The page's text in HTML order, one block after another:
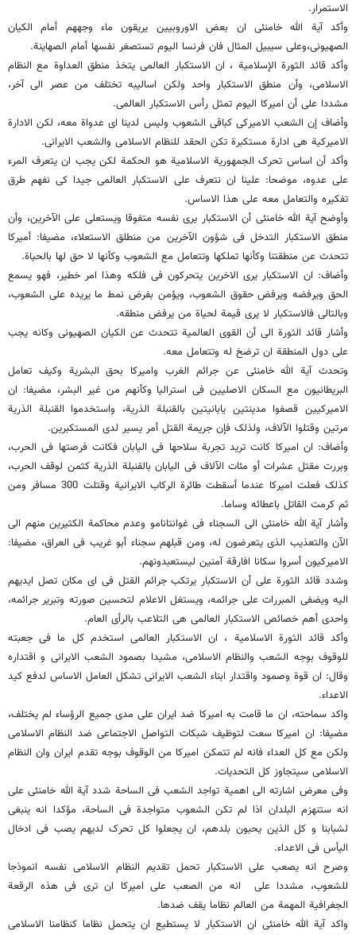
الاستمرار.
وأکد آیة الله خامنئی ان بعض الاوروبیین یریقون ماء وجههم أمام الکیان
الصهیونی،وعلى سیبیل المثال فان فرنسا الیوم تستصغر نفسها أمام الصهاینة.
وأکد قائد الثورة الإسلامیة ، ان الاستکبار العالمی یتخذ منطق العداوة مع النظام
الاسلامی، وأن منطق الاستکبار واحد ولکن اسالیبه تختلف من عصر الى آخر،
مشددا على أن امیرکا الیوم تمثل رأس الاستکبار العالمی.
وأضاف إن الشعب الامیرکی کباقی الشعوب ولیس لدینا ای عدواة معه، لکن الادارة
الامیرکیة هی ادارة مستکبرة تکن الحقد للنظام الاسلامی والشعب الایرانی.
وأکد أن اساس تحرک الجمهوریة الاسلامیة هو الحکمة لکن یجب ان یتعرف المرء
على عدوه، موضحا: علینا ان نتعرف على الاستکبار العالمی جیدا کی نفهم طرق
تفکیره والتعامل معه على هذا الاساس.
وأوضح آیة الله خامنئی أن الاستکبار یرى نفسه متفوقا ویستعلی على الآخرین، وأن
منطق الاستکبار التدخل فی شؤون الآخرین من منطلق الاستعلاء، مضیفا: أمیرکا
تتحدث عن منطقتنا وکأنها تملکها وتتعامل مع الشعوب وکأنها لا حق لها بالحیاة.
وأضاف: ان الاستکبار یرى الاخرین یتحرکون فی فلکه وهذا امر خطیر، فهو یسمع
الحق ویرفضه ویرفض حقوق الشعوب، ویؤمن بفرض نمط ما یریده على الشعوب،
وبالتالی فالاستکبار لا یرى قیمة لحیاة من یرفض منطقه.
وأشار قائد الثورة الى أن القوى العالمیة تتحدث عن الکیان الصهیونی وکانه یجب
على دول المنطقة ان ترضخ له وتتعامل معه.
وتحدث آیة الله خامنئی عن جرائم الغرب وامیرکا بحق البشریة وکیف تعامل
البریطانیون مع السکان الاصلیین فی استرالیا وکأنهم من غیر البشر، مضیفا: ان
الامیرکیین قصفوا مدینتین یابانیتین بالقنبلة الذریة، واستخدموا القنبلة الذریة
مرتین وقتلوا الآلاف، ولذلک فإن جریمة القتل أمر یسیر لدى المستکبرین.
وأضاف: ان امیرکا کانت ترید تجربة سلاحها فی الیابان فکانت فرصتها فی الحرب،
وبررت مقتل عشرات أو مئات الآلاف فی الیابان بالقنبلة الذریة کثمن لوقف الحرب،
کذلک فعلت امیرکا عندما أسقطت طائرة الرکاب الایرانیة وقتلت 300 مسافر ومن
ثم کرمت القاتل باعطائه وساما.
وأشار آیة الله خامنئی الى السجناء فی غوانتانامو وعدم محاکمة الکثیرین منهم الى
الآن والتعذیب الذی یتعرضون له، ومن قبلهم سجناء أبو غریب فی العراق، مضیفا:
الامیرکیون أسروا سکانا افارقة آمنین لیستعبدونهم.
وشدد قائد الثورة على أن الاستکبار یرتکب جرائم القتل فی ای مکان تصل ایدیهم
الیه ویضفی المبررات على جرائمه، ویستغل الاعلام لتحسین صورته وتبریر جرائمه،
واحدى أهم خصائص الاستکبار العالمی هی التلاعب بالرأی العام.
وأکد قائد الثورة الاسلامیة ، ان الاستکبار العالمی استخدم کل ما فی جعبته
للوقوف بوجه الشعب والنظام الاسلامی، مشیدا بصمود الشعب الایرانی و اقتداره
وقال: ان قوة وصمود واقتدار ابناء الشعب الایرانی تشکل العامل الاساس لدفع کید
الاعداء.
واکد سماحته، ان ما قامت به امیرکا ضد ایران على مدى جمیع الرؤساء لم یختلف،
مضیفا: ان امیرکا سعت لتوظیف شبکات التواصل الاجتماعی ضد النظام الاسلامی
ولکن مع کل العداء فانه لم تتمکن امیرکا من الوقوف بوجه تقدم ایران وان النظام
الاسلامی سیتجاوز کل التحدیات.
وفی معرض اشارته الى اهمیة تواجد الشعب فی الساحة شدد آیة الله خامنئی على
انه ستنهزم البلدان اذا لم تکن الشعوب متواجدة فی الساحة، مؤکدا انه ینبغی
لشبابنا و کل الذین یحبون بلدهم، ان یجعلوا کل تحرک لدیهم یصب فی ادخال
الیأس فی الاعداء.
وصرح انه یصعب على الاستکبار تحمل تقدیم النظام الاسلامی نفسه انموذجا
للشعوب، مشددا على انه من الصعب على امیرکا ان ترى فی هذه الرقعة
الجغرافیة المهمة من العالم نظاما یقف ضدها.
واکد آیة الله خامنئی ان الاستکبار لا یستطیع ان یتحمل نظاما کنظامنا الاسلامی